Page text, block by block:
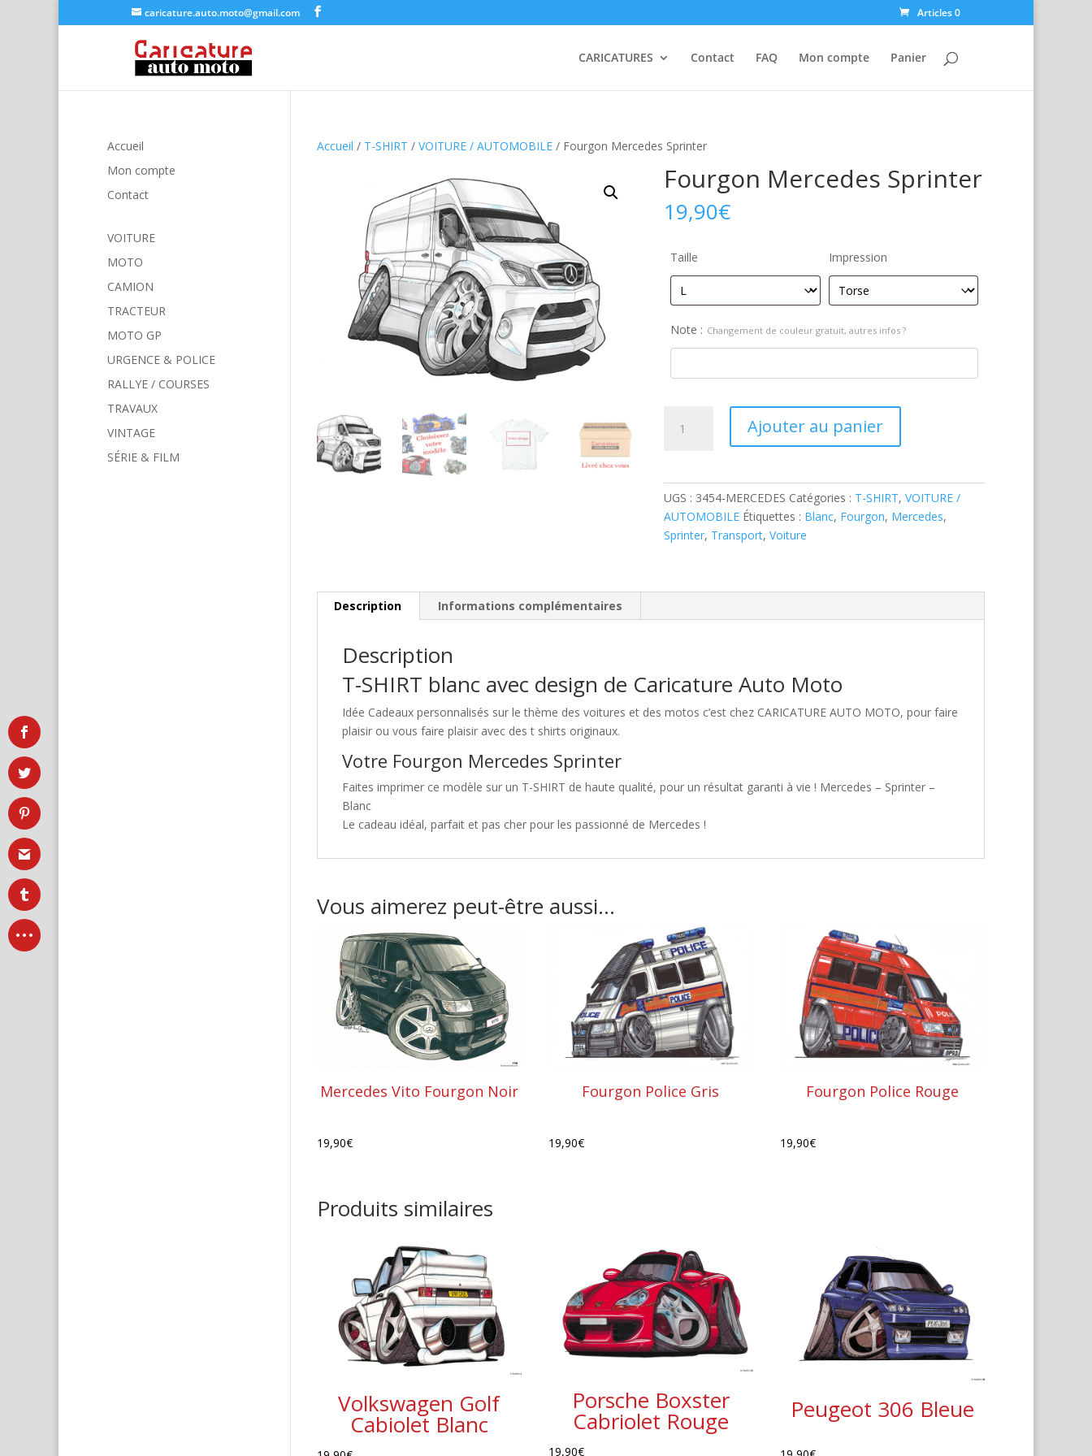
caricature.auto.moto@gmail.com Articles 0
CARICATURES Contact FAQ Mon compte Panier
Accueil / T-SHIRT / VOITURE / AUTOMOBILE/ Fourgon Mercedes Sprinter
Fourgon Mercedes Sprinter
19,90€
Taille Impression
Note : Changement de couleur gratuit, autres infos ?
Ajouter au panier
UGS : 3454-MERCEDES Catégories : T-SHIRT,VOITURE /
AUTOMOBILE Étiquettes : Blanc, Fourgon, Mercedes,
Sprinter, Transport,Voiture
Description Informations complémentaires
Description
T-SHIRT blanc avec design de Caricature Auto Moto
Idée Cadeaux personnalisés sur le thème des voitures et des motos c’est chez CARICATURE AUTO MOTO, pour faire
plaisir ou vous faire plaisir avec des t shirts originaux.
Votre Fourgon Mercedes Sprinter
Faites imprimer ce modèle sur un T-SHIRT de haute qualité, pour un résultat garanti à vie ! Mercedes – Sprinter –
Blanc
Le cadeau idéal, parfait et pas cher pour les passionné de Mercedes !
Vous aimerez peut-être aussi…
Mercedes Vito Fourgon Noir
19,90€
Fourgon Police Gris
19,90€
Fourgon Police Rouge
19,90€
Produits similaires
Volkswagen Golf
Cabiolet Blanc
Porsche Boxster
Cabriolet Rouge
19,90€
Peugeot 306 Bleue
Accueil
Mon compte
Contact
VOITURE
MOTO
CAMION
TRACTEUR
MOTO GP
URGENCE & POLICE
RALLYE / COURSES
TRAVAUX
VINTAGE
SÉRIE & FILM